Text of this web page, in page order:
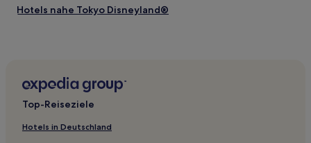
Hotels nahe Tokyo Disneyland®
Chidori: Hotels
Hotels nahe Bahnhof Narita Yukawa
Ushigome Hotels
Top-Reiseziele
Hotels in Deutschland